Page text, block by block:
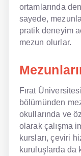
ortamlarında
sayede,
pratik deneyim
mezun olurlar.
Fırat
bölümünden
okullarında ve
olarak çalışma
kursları, çeviri
kuruluşlarda da